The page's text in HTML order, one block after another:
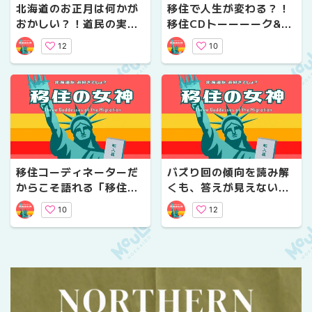
北海道のお正月は何かが
おかしい？！道民の実態
を深掘りしてみました！
12
移住で人生が変わる？！
移住CDトーーーーク&ク
リスマスな過去動画ご紹
介
10
移住コーディネーターだ
からこそ語れる「移住CD
トーーーーク」をご紹
介！
10
バズり回の傾向を読み解
くも、答えが見えない...
12